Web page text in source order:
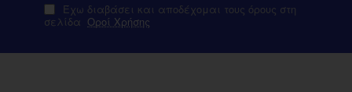
Έχω διαβάσει και αποδέχομαι τους όρους στη
σελίδα Οροί Χρήσης